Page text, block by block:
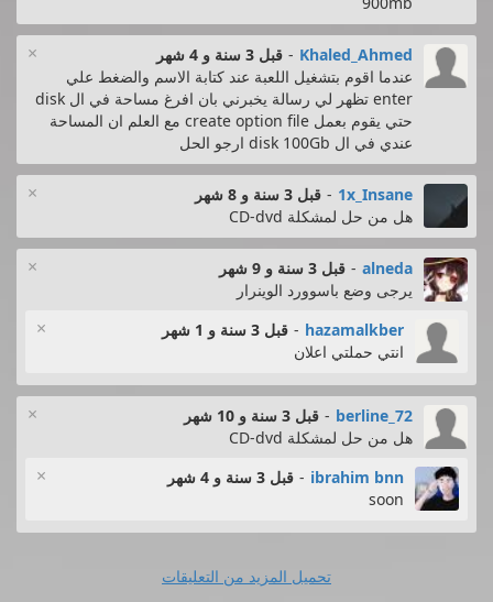
× Khaled_Ahmed
- قبل 3 سنة و 4 شهر
عندما اقوم بتشغيل اللعبة عند كتابة الاسم والضغط علي
enter تظهر لي رسالة يخبرني بان افرغ مساحة في ال disk
حتي يقوم بعمل create option file مع العلم ان المساحة
عندي في ال disk 100Gb ارجو الحل
× 1x_Insane
- قبل 3 سنة و 8 شهر
هل من حل لمشكلة CD-dvd
× alneda
- قبل 3 سنة و 9 شهر
يرجى وضع باسوورد الوينرار
× hazamalkber
- قبل 3 سنة و 1 شهر
انتي حملتي اعلان
× berline_72
- قبل 3 سنة و 10 شهر
هل من حل لمشكلة CD-dvd
× ibrahim bnn
- قبل 3 سنة و 4 شهر
soon
تحميل المزيد من التعليقات